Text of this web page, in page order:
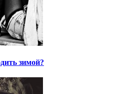
зимой?